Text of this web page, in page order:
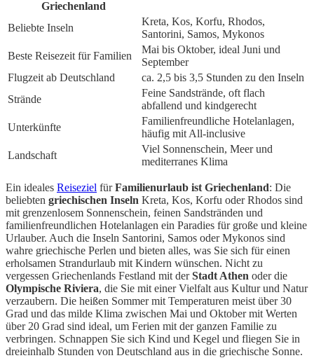
Griechenland
Beliebte Inseln
Kreta, Kos, Korfu, Rhodos,
Santorini, Samos, Mykonos
Beste Reisezeit für Familien
Mai bis Oktober, ideal Juni und
September
Flugzeit ab Deutschland
ca. 2,5 bis 3,5 Stunden zu den Inseln
Strände
Feine Sandstrände, oft flach
abfallend und kindgerecht
Unterkünfte
Familienfreundliche Hotelanlagen,
häufig mit All-inclusive
Landschaft
Viel Sonnenschein, Meer und
mediterranes Klima
Ein ideales Reiseziel fürFamilienurlaub ist Griechenland: Die
beliebten griechischen Inseln Kreta, Kos, Korfu oder Rhodos sind
mit grenzenlosem Sonnenschein, feinen Sandstränden und
familienfreundlichen Hotelanlagen ein Paradies für große und kleine
Urlauber. Auch die Inseln Santorini, Samos oder Mykonos sind
wahre griechische Perlen und bieten alles, was Sie sich für einen
erholsamen Strandurlaub mit Kindern wünschen. Nicht zu
vergessen Griechenlands Festland mit derStadt Athen oder die
Olympische Riviera, die Sie mit einer Vielfalt aus Kultur und Natur
verzaubern. Die heißen Sommer mit Temperaturen meist über 30
Grad und das milde Klima zwischen Mai und Oktober mit Werten
über 20 Grad sind ideal, um Ferien mit der ganzen Familie zu
verbringen. Schnappen Sie sich Kind und Kegel und fliegen Sie in
dreieinhalb Stunden von Deutschland aus in die griechische Sonne.